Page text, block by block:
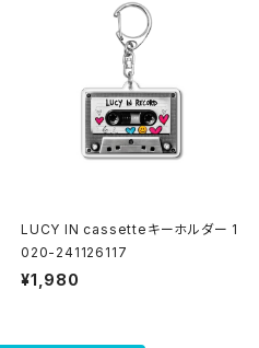
LUCY IN cassetteキーホルダー 1
020-241126117
¥1,980